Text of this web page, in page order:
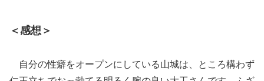
＜感想＞
自分の性癖をオープンにしている山城は、ところ構わず